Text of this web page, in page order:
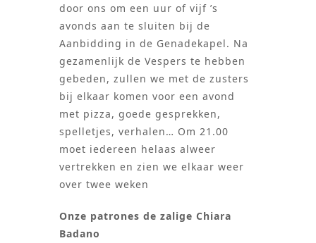
door ons om een uur of vijf ’s
avonds aan te sluiten bij de
Aanbidding in de Genadekapel. Na
gezamenlijk de Vespers te hebben
gebeden, zullen we met de zusters
bij elkaar komen voor een avond
met pizza, goede gesprekken,
spelletjes, verhalen… Om 21.00
moet iedereen helaas alweer
vertrekken en zien we elkaar weer
over twee weken
Onze patrones de zalige Chiara
Badano